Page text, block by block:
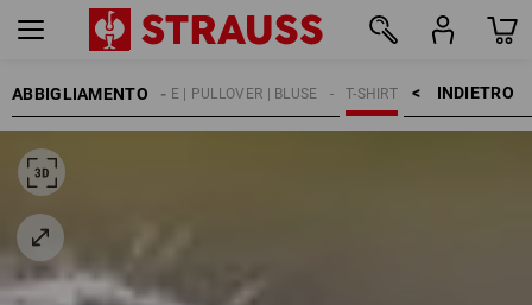
ABBIGLIAMENTO INDIETRO    >
T-SHIRT
MAGLIE | PULLOVER | BLUSE
DONNA